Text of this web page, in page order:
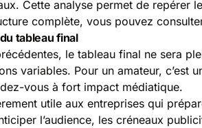
Cette analyse permet de repérer
complète, vous pouvez
tableau final
le tableau final ne sera
variables. Pour un amateur,
vous à fort impact médiatique.
utile aux entreprises qui
l’audience, les créneaux